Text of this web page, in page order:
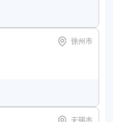
徐州市